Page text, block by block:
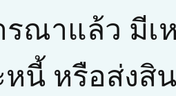
รณาแล้ว มีเ
หนี้ หรือส่งสิ